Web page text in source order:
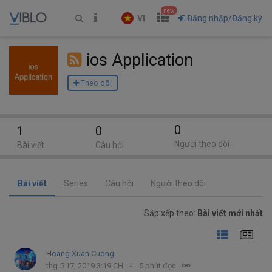
VI
new
Đăng nhập/Đăng ký
ios Application
Theo dõi
Bài viết Series Câu hỏi Người theo dõi
Sắp xếp theo: Bài viết mới nhất
Hoang Xuan Cuong
thg 5 17, 2019 3:19 CH
5 phút đọc
1
Bài viết
0
Câu hỏi
0
Người theo dõi